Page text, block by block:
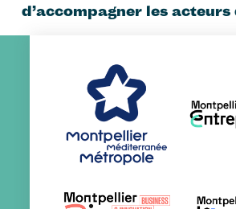
d’accompagner les